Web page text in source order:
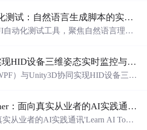
然语言到Win32API实时编译能力；O
语义翻译器，提供预编译API调用图
试需直连scoutctl与OpenClaw引擎，
动化与ERP集成。
AI驱动UI自动化测试：自然语言生成脚本的实践指南
动化测试工具，聚焦自然语言理
试。分析其在降低门槛、提升编写效
出稳定性、复杂逻辑支持和调试困
C#与Unity3D实现HID设备三维姿态实时监控与可视化
）与Unity3D协同实现HID设备三维
程间通信桥接、WPF上位机设备管理
驱动与平滑渲染，以及性能优化与常
Learn AI Together：面向真实从业者的AI实践通讯解析
从业者的AI实践通讯'Learn AI Toget